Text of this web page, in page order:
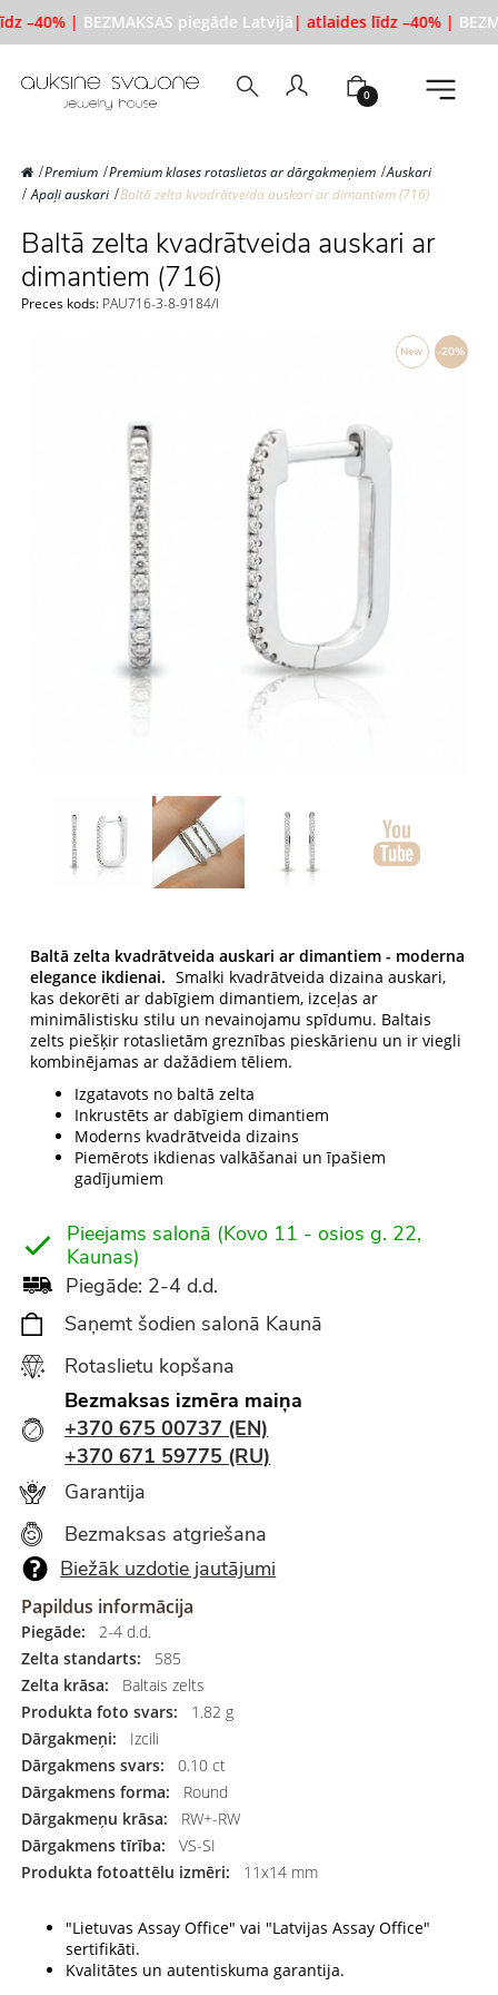
–40% | BEZMAKSAS piegāde Latvijā| atlaides līdz –40% |
0
Premium Premium klases rotaslietas ar dārgakmeņiem
Auskari
Apaļi auskari
Baltā zelta kvadrātveida auskari ar dimantiem (716)
Baltā zelta kvadrātveida auskari ar
dimantiem (716)
Preces kods: PAU716-3-8-9184/l
-20%
New
Baltā zelta kvadrātveida auskari ar dimantiem - moderna
elegance ikdienai. Smalki kvadrātveida dizaina auskari,
kas dekorēti ar dabīgiem dimantiem, izceļas ar
minimālistisku stilu un nevainojamu spīdumu. Baltais
zelts piešķir rotaslietām greznības pieskārienu un ir viegli
kombinējamas ar dažādiem tēliem.
Izgatavots no baltā zelta
Inkrustēts ar dabīgiem dimantiem
Moderns kvadrātveida dizains
Piemērots ikdienas valkāšanai un īpašiem
gadījumiem
Pieejams salonā (Kovo 11 - osios g. 22,
Kaunas)
Piegāde: 2-4 d.d.
Saņemt šodien salonā Kaunā
Rotaslietu kopšana
Bezmaksas izmēra maiņa
+370 675 00737 (EN)
+370 671 59775 (RU)
Garantija
Bezmaksas atgriešana
Biežāk uzdotie jautājumi
Papildus informācija
Piegāde:
2-4 d.d.
Zelta standarts:
585
Zelta krāsa:
Baltais zelts
Produkta foto svars:
1.82 g
Dārgakmeņi:
Izcili
Dārgakmens svars:
0.10 ct
Dārgakmens forma:
Round
Dārgakmeņu krāsa:
RW+-RW
Dārgakmens tīrība:
VS-SI
Produkta fotoattēlu izmēri:
11x14 mm
"Lietuvas Assay Office" vai "Latvijas Assay Office"
sertifikāti.
Kvalitātes un autentiskuma garantija.